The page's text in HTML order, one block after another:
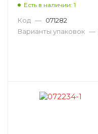
Есть в наличии: 1
Код — 071282
Варианты упаковок —